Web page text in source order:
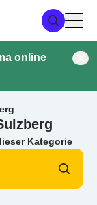
online
Kategorie